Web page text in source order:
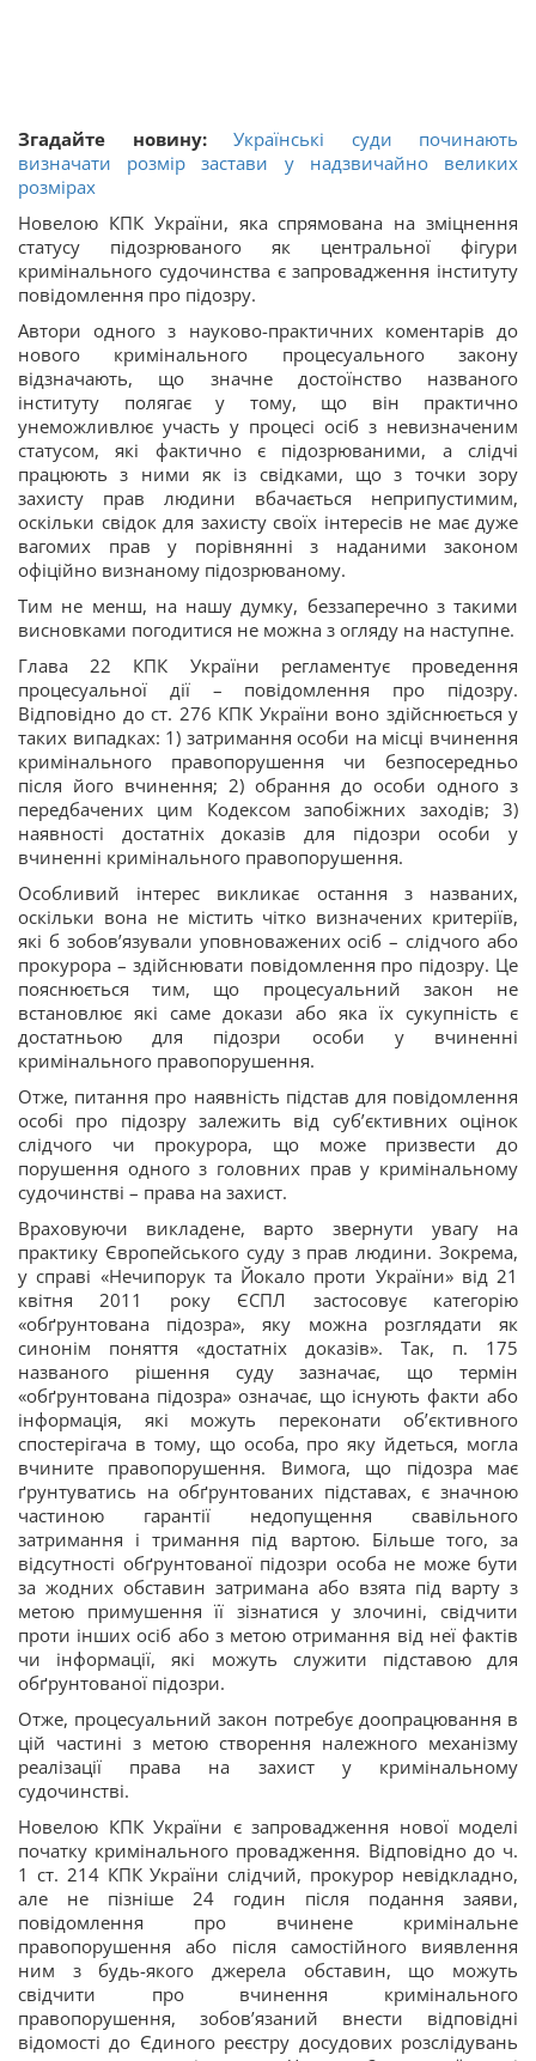
Згадайте новину: Українські суди починають
визначати розмір застави у надзвичайно великих
розмірах
Новелою КПК України, яка спрямована на зміцнення
статусу підозрюваного як центральної фігури
кримінального судочинства є запровадження інституту
повідомлення про підозру.
Автори одного з науково-практичних коментарів до
нового кримінального процесуального закону
відзначають, що значне достоїнство названого
інституту полягає у тому, що він практично
унеможливлює участь у процесі осіб з невизначеним
статусом, які фактично є підозрюваними, а слідчі
працюють з ними як із свідками, що з точки зору
захисту прав людини вбачається неприпустимим,
оскільки свідок для захисту своїх інтересів не має дуже
вагомих прав у порівнянні з наданими законом
офіційно визнаному підозрюваному.
Тим не менш, на нашу думку, беззаперечно з такими
висновками погодитися не можна з огляду на наступне.
Глава 22 КПК України регламентує проведення
процесуальної дії – повідомлення про підозру.
Відповідно до ст. 276 КПК України воно здійснюється у
таких випадках: 1) затримання особи на місці вчинення
кримінального правопорушення чи безпосередньо
після його вчинення; 2) обрання до особи одного з
передбачених цим Кодексом запобіжних заходів; 3)
наявності достатніх доказів для підозри особи у
вчиненні кримінального правопорушення.
Особливий інтерес викликає остання з названих,
оскільки вона не містить чітко визначених критеріїв,
які б зобов’язували уповноважених осіб – слідчого або
прокурора – здійснювати повідомлення про підозру. Це
пояснюється тим, що процесуальний закон не
встановлює які саме докази або яка їх сукупність є
достатньою для підозри особи у вчиненні
кримінального правопорушення.
Отже, питання про наявність підстав для повідомлення
особі про підозру залежить від суб’єктивних оцінок
слідчого чи прокурора, що може призвести до
порушення одного з головних прав у кримінальному
судочинстві – права на захист.
Враховуючи викладене, варто звернути увагу на
практику Європейського суду з прав людини. Зокрема,
у справі «Нечипорук та Йокало проти України» від 21
квітня 2011 року ЄСПЛ застосовує категорію
«обґрунтована підозра», яку можна розглядати як
синонім поняття «достатніх доказів». Так, п. 175
названого рішення суду зазначає, що термін
«обґрунтована підозра» означає, що існують факти або
інформація, які можуть переконати об’єктивного
спостерігача в тому, що особа, про яку йдеться, могла
вчините правопорушення. Вимога, що підозра має
ґрунтуватись на обґрунтованих підставах, є значною
частиною гарантії недопущення свавільного
затримання і тримання під вартою. Більше того, за
відсутності обґрунтованої підозри особа не може бути
за жодних обставин затримана або взята під варту з
метою примушення її зізнатися у злочині, свідчити
проти інших осіб або з метою отримання від неї фактів
чи інформації, які можуть служити підставою для
обґрунтованої підозри.
Отже, процесуальний закон потребує доопрацювання в
цій частині з метою створення належного механізму
реалізації права на захист у кримінальному
судочинстві.
Новелою КПК України є запровадження нової моделі
початку кримінального провадження. Відповідно до ч.
1 ст. 214 КПК України слідчий, прокурор невідкладно,
але не пізніше 24 годин після подання заяви,
повідомлення про вчинене кримінальне
правопорушення або після самостійного виявлення
ним з будь-якого джерела обставин, що можуть
свідчити про вчинення кримінального
правопорушення, зобов’язаний внести відповідні
відомості до Єдиного реєстру досудових розслідувань